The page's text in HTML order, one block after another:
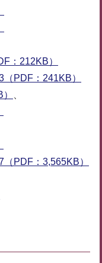
：212KB）
（PDF：241KB）
（PDF：3,565KB）